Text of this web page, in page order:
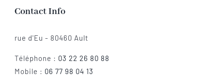
Contact Info
rue d'Eu - 80460 Ault
Téléphone : 03 22 26 80 88
Mobile : 06 77 98 04 13